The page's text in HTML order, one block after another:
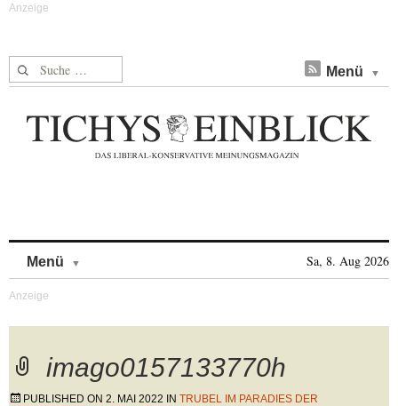
Suche nach: Menü
Menü Sa, 8. Aug 2026
imago0157133770h
PUBLISHED ON 2. MAI 2022 IN TRUBEL IM PARADIES DER